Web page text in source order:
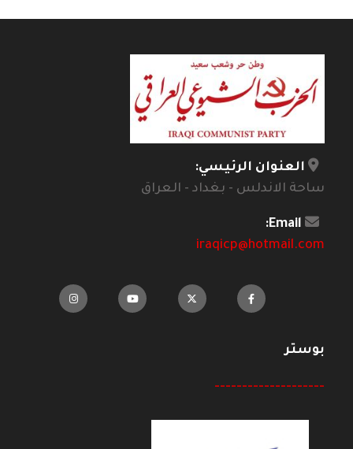
العنوان الرئيسي:
ساحة الاندلس - بغداد - العراق
Email:
iraqicp@hotmail.com
بوستر
--------------------